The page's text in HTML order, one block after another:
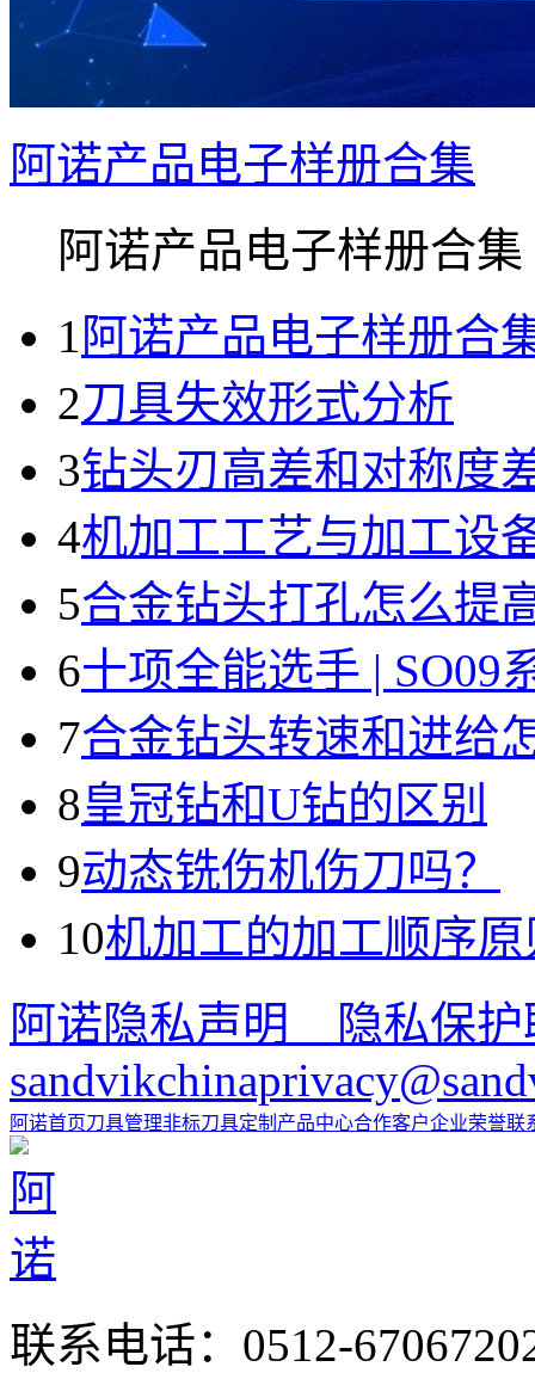
阿诺产品电子样册合集
阿诺产品电子样册合集
1 阿诺产品电子样册合
2刀具失效形式分析
3钻头刃高差和对称度
4机加工工艺与加工设
5合金钻头打孔怎么提
6十项全能选手 | SO09
7合金钻头转速和进给
8皇冠钻和U钻的区别
9动态铣伤机伤刀吗？
10机加工的加工顺序原
阿诺隐私声明 隐私保护
阿诺首页刀具管理非标刀具定制 产品中心合作客户企业荣誉联
联系电话：0512-